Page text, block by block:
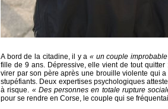
A bord de la citadine, il y a « un couple
fille de 9 ans. Dépressive, elle vient de tout
virer par son père après une brouille violente qui
stupéfiants. Deux expertises psychologiques
à risque. « Des personnes en totale rupture
pour se rendre en Corse, le couple qui se